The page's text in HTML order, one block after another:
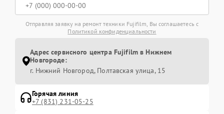
Отправляя заявку на ремонт техники Fujifilm, Вы соглашаетесь с
Политикой конфиденциальности
Адрес сервисного центра Fujifilm в Нижнем
Новгороде:
г. Нижний Новгород, Полтавская улица, 15
Горячая линия
+7 (831) 231-05-25